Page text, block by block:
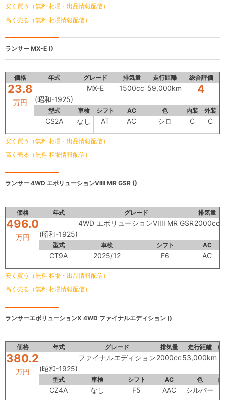
安く買う（無料 相場・出品情報配信）
高く売る（無料 相場情報配信）
ランサー MX-E ()
価格 年式 グレード 排気量 走行距離 総合評価
23.8
万円 (昭和-1925)
MX-E 1500cc 59,000km 4
型式 車検 シフト AC 色 内装 外装
CS2A なし AT AC シロ C C
安く買う（無料 相場・出品情報配信）
高く売る（無料 相場情報配信）
ランサー 4WD エボリューションVIIII MR GSR ()
価格 年式 グレード 排気量
496.0
万円 (昭和-1925)
4WD エボリューションVIIII MR GSR2000cc
型式 車検 シフト AC
CT9A 2025/12 F6 AC
安く買う（無料 相場・出品情報配信）
高く売る（無料 相場情報配信）
ランサーエボリューションX 4WD ファイナルエディション ()
価格 年式 グレード 排気量 走行距離
380.2
万円 (昭和-1925)
ファイナルエディション2000cc53,000km
型式 車検 シフト AC 色 内
CZ4A なし F5 AAC シルバー